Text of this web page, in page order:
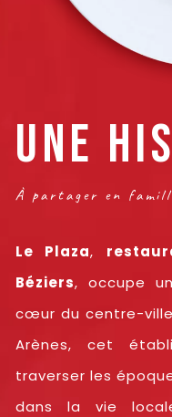
UNE
À partager en
Le Plaza,
Béziers, occupe
cœur du centre-
Arènes, cet
traverser les
dans la vie